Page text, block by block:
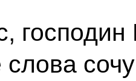
господин
слова